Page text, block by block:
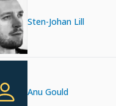
Sten-Johan Lill
Anu Gould